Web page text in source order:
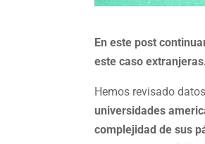
En este post
este caso
Hemos revisado
universidades
complejidad de sus